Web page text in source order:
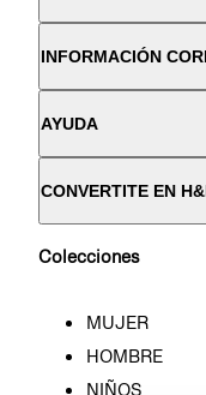
INFORMACIÓN
AYUDA
CONVERTITE EN
Colecciones
MUJER
HOMBRE
NIÑOS